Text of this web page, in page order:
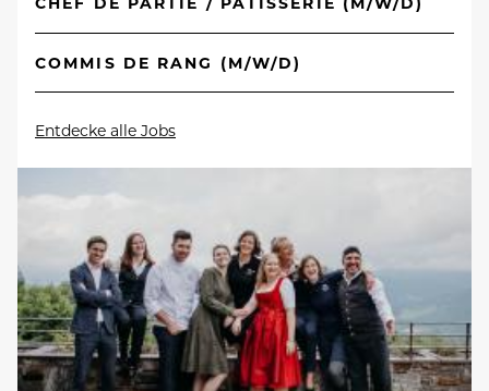
COMMIS DE RANG (M/W/D)
Entdecke alle Jobs